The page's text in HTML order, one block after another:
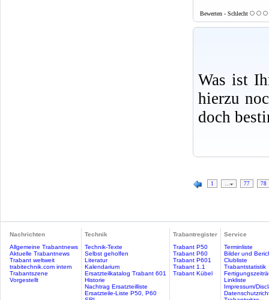
Bewerten - Schlecht
Was ist
hierzu
doch
1 … 77 78
Nachrichten
Allgemeine Trabantnews
Aktuelle Trabantnews
Trabant weltweit
trabitechnik.com intern
Trabantszene
Vorgestellt
Technik
Technik-Texte
Selbst geholfen
Literatur
Kalendarium
Ersatzteilkatalog Trabant 601
Historie
Nachtrag Ersatzteilliste
Ersatzteile-Liste P50, P60
Trabantregister
Trabant P50
Trabant P60
Trabant P601
Trabant 1.1
Trabant Kübel
Service
Terminliste
Bilder und
Clubliste
Trabantstatistik
Linkliste
Impressum/